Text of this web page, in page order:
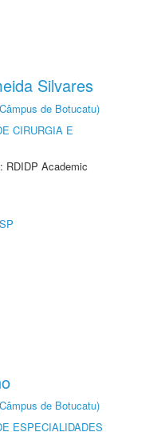
Silvares
de Botucatu)
CIRURGIA E
RDIDP Academic
de Botucatu)
ESPECIALIDADES